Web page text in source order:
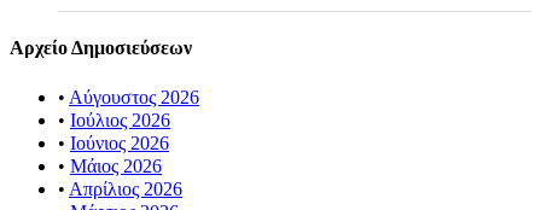
Αρχείο Δημοσιεύσεων
• Αύγουστος 2026
• Ιούλιος 2026
• Ιούνιος 2026
• Μάιος 2026
• Απρίλιος 2026